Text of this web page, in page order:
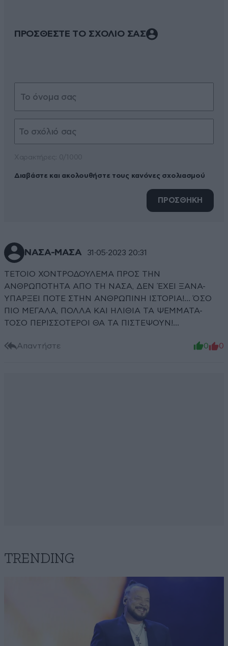
ΠΡΟΣΘΕΣΤΕ ΤΟ ΣΧΟΛΙΟ ΣΑΣ
Διαβάστε και ακολουθήστε τους κανόνες σχολιασμού
ΠΡΟΣΘΗΚΗ
ΝΑΣΑ-ΜΑΣΑ 31·05·2023 20:31
ΤΕΤΟΙΟ ΧΟΝΤΡΟΔΟΥΛΕΜΑ ΠΡΟΣ ΤΗΝ
ΑΝΘΡΩΠΟΤΗΤΑ ΑΠΟ ΤΗ ΝΑΣΑ, ΔΕΝ ΈΧΕΙ ΞΑΝΑ-
ΥΠΑΡΞΕΙ ΠΟΤΕ ΣΤΗΝ ΑΝΘΡΩΠΙΝΗ ΙΣΤΟΡΙΑ!... ΌΣΟ
ΠΙΟ ΜΕΓΑΛΑ, ΠΟΛΛΑ ΚΑΙ ΗΛΙΘΙΑ ΤΑ ΨΕΜΜΑΤΑ-
ΤΟΣΟ ΠΕΡΙΣΣΟΤΕΡΟΙ ΘΑ ΤΑ ΠΙΣΤΕΨΟΥΝ!...
Απαντήστε 0 0
TRENDING